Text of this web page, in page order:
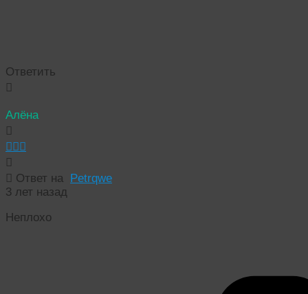
Ответить
Алёна
Ответ на
Petrqwe
3 лет назад
Неплохо